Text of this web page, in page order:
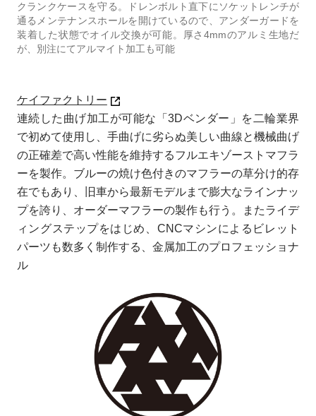
クランクケースを守る。ドレンボルト直下にソケットレンチが
通るメンテナンスホールを開けているので、アンダーガードを
装着した状態でオイル交換が可能。厚さ4mmのアルミ生地だ
が、別注にてアルマイト加工も可能
ケイファクトリー
連続した曲げ加工が可能な「3Dベンダー」を二輪業界
で初めて使用し、手曲げに劣らぬ美しい曲線と機械曲げ
の正確差で高い性能を維持するフルエキゾーストマフラ
ーを製作。ブルーの焼け色付きのマフラーの草分け的存
在でもあり、旧車から最新モデルまで膨大なラインナッ
プを誇り、オーダーマフラーの製作も行う。またライデ
ィングステップをはじめ、CNCマシンによるビレット
パーツも数多く制作する、金属加工のプロフェッショナ
ル